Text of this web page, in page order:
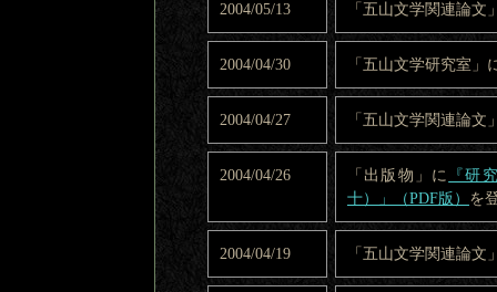
2004/05/13 「五山文学関連論文
2004/04/30 「五山文学研究室」
2004/04/27 「五山文学関連論文
2004/04/26 「出版物」に
『研
十）」（PDF版） を
2004/04/19 「五山文学関連論文